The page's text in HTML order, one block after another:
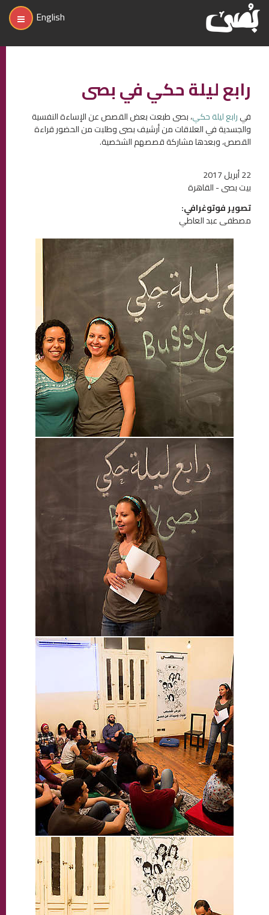
English
رابع ليلة حكي في بصى
فيرابع ليلة حكي، بصى طبعت بعض القصص عن الإساءة النفسية
والجسدية في العلاقات من أرشيف بصى وطلبت من الحضور قراءة
القصص، وبعدها مشاركة قصصهم الشخصية.
22 أبريل 2017
بيت بصى - القاهرة
تصوير فوتوغرافي:
مصطفى عبد العاطي